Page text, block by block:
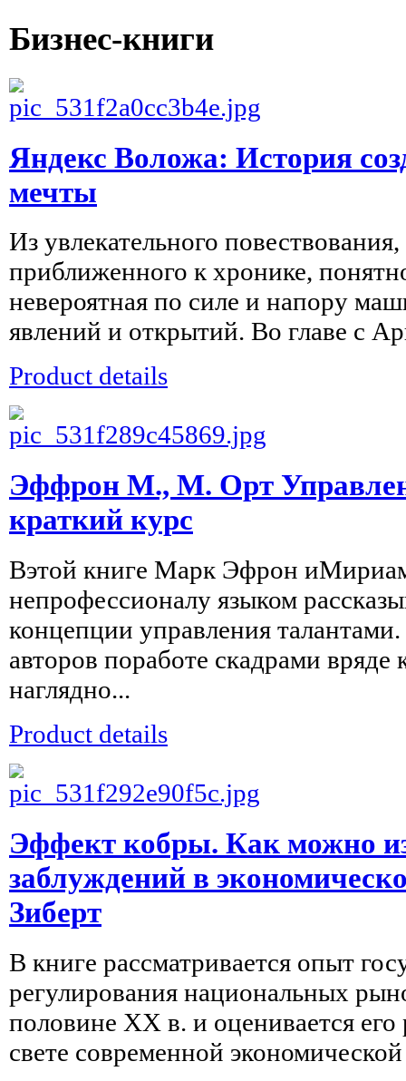
Бизнес-книги
Яндекс Воложа: История
мечты
Из увлекательного
приближенного к хронике,
невероятная по силе и напору
явлений и открытий. Во главе с
Product details
Эффрон М., М. Орт
краткий курс
Вэтой книге Марк Эфрон
непрофессионалу языком
концепции управления
авторов поработе скадрами
наглядно...
Product details
Эффект кобры. Как можно
заблуждений в
Зиберт
В книге рассматривается опыт
регулирования национальных
половине XX в. и оценивается его
свете современной